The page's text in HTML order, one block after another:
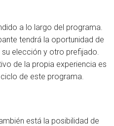
a lo largo del programa.
tendrá la oportunidad de
elección y otro prefijado.
de la propia experiencia es
de este programa.
está la posibilidad de